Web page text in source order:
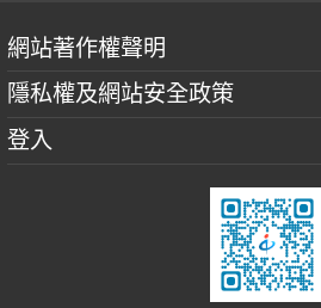
網站著作權聲明
隱私權及網站安全政策
登入